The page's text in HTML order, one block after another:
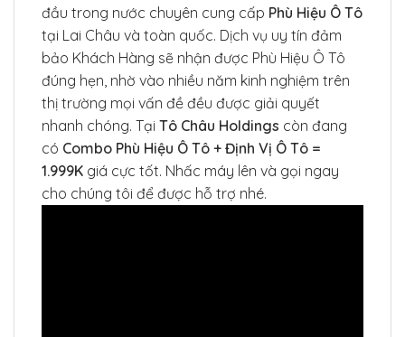
đầu trong nước chuyên cung cấp Phù Hiệu Ô Tô
tại Lai Châu và toàn quốc. Dịch vụ uy tín đảm
bảo Khách Hàng sẽ nhận được Phù Hiệu Ô Tô
đúng hẹn, nhờ vào nhiều năm kinh nghiệm trên
thị trường mọi vấn đề đều được giải quyết
nhanh chóng. Tại Tô Châu Holdings còn đang
có Combo Phù Hiệu Ô Tô + Định Vị Ô Tô =
1.999K giá cực tốt. Nhấc máy lên và gọi ngay
cho chúng tôi để được hỗ trợ nhé.